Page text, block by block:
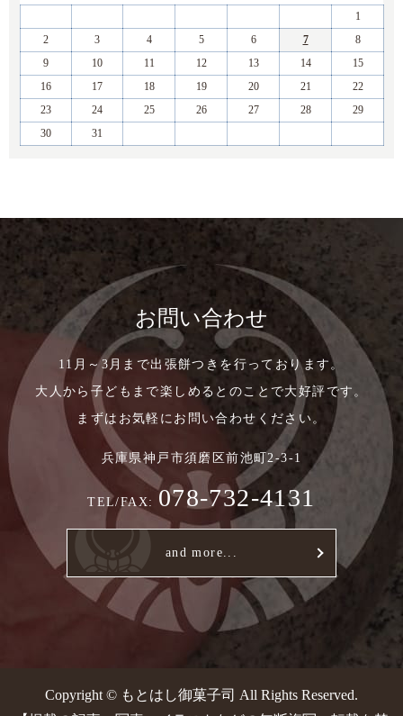
1
2
3 4 5 6 7
8
9
10 11 12 13 14
15
16
17 18 19 20 21
22
23
24 25 26 27 28
29
30
31
お問い合わせ
11月～3月まで出張餅つきを行っております。
大人から子どもまで楽しめるとのことで大好評です。
まずはお気軽にお問い合わせください。
兵庫県神戸市須磨区前池町2-3-1
TEL/FAX: 078-732-4131
and more...
Copyright © もとはし御菓子司 All Rights Reserved.